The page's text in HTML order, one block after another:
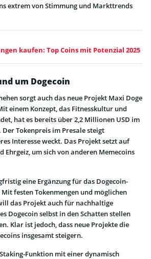
extrem von Stimmung und Markttrends
kaufen: Top Coins mit Potenzial 2025
um Dogecoin
sorgt auch das neue Projekt Maxi Doge
einem Konzept, das Fitnesskultur und
hat es bereits über 2,2 Millionen USD im
Tokenpreis im Presale steigt
Interesse weckt. Das Projekt setzt auf
Ehrgeiz, um sich von anderen Memecoins
eine Ergänzung für das Dogecoin-
festen Tokenmengen und möglichen
das Projekt auch für nachhaltige
Dogecoin selbst in den Schatten stellen
Klar ist jedoch, dass neue Projekte die
insgesamt steigern.
Funktion mit einer dynamisch